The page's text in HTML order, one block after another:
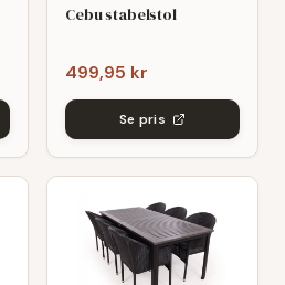
Cebu stabelstol
499,95 kr
Se pris